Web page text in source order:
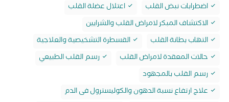
اضطرابات نبض القلب
اعتلال عضلة القلب
الاكتشاف المبكر لامراض القلب والشرايين
التهاب بطانة القلب
القسطرة التشخيصية والعلاجية
حالات المعقدة لامراض القلب
رسم القلب الطبيعي
رسم القلب بالمجهود
علاج ارتفاع نسبة الدهون والكوليسترول فى الدم